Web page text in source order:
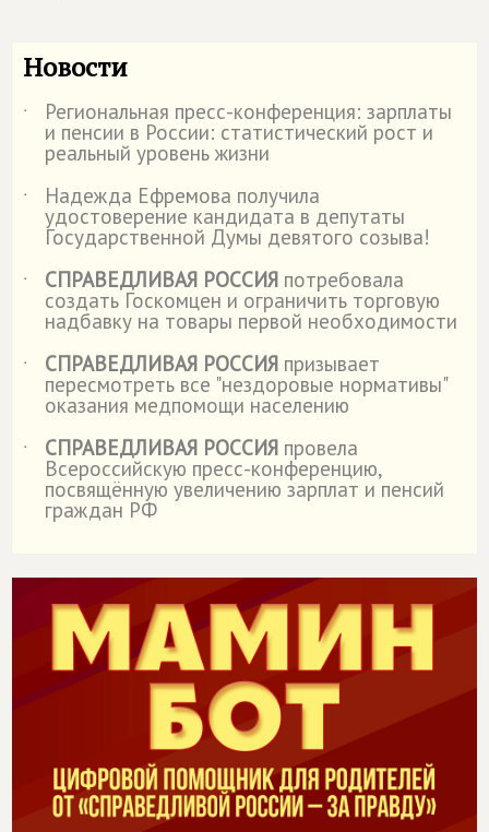
Новости
˙ Региональная пресс-конференция: зарплаты
и пенсии в России: статистический рост и
реальный уровень жизни
˙
Надежда Ефремова получила
удостоверение кандидата в депутаты
Государственной Думы девятого созыва!
˙
СПРАВЕДЛИВАЯ РОССИЯ потребовала
создать Госкомцен и ограничить торговую
надбавку на товары первой необходимости
˙
СПРАВЕДЛИВАЯ РОССИЯ призывает
пересмотреть все "нездоровые нормативы"
оказания медпомощи населению
˙
СПРАВЕДЛИВАЯ РОССИЯ провела
Всероссийскую пресс-конференцию,
посвящённую увеличению зарплат и пенсий
граждан РФ